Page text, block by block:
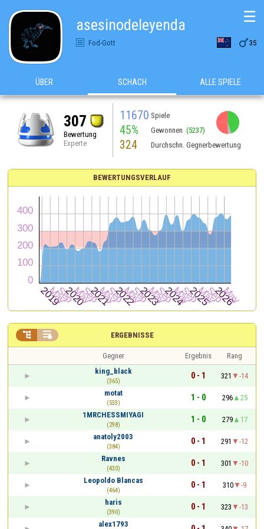
asesinodeleyenda
Fod-Gott 35
☰
ÜBER SCHACH ALLE SPIELE
307
Bewertung
Experte
11670 Spiele
45% Gewonnen (5237)
324 Durchschn. Gegnerbewertung
BEWERTUNGSVERLAUF
ERGEBNISSE
 
Gegner Ergebnis
Rang
king_black
(365)
0 - 1 321
-14
motat
(533)
1 - 0 296
25
1MRCHESSMIYAGI
(298)
1 - 0 279
17
anatoly2003
(384)
0 - 1 291
-12
Ravnes
(430)
0 - 1 301
-10
Leopoldo Blancas
(464)
0 - 1 310
-9
haris
(390)
0 - 1 323
-13
alex1793